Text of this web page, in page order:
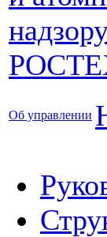
Об управлении